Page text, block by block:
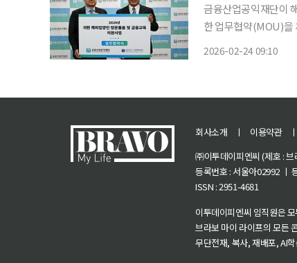
금융산업공익재단이
한 업무협약(MOU)을 체결했다고 24일 밝
2026-02-24 09:10
회사소개 ㅣ 이용약관 ㅣ
㈜이투데이피엔씨 (제호 :
등록번호 : 서울아02992 ㅣ
ISSN : 2951-4681
이투데이피엔씨 임직원은
브라보 마이 라이프의 모든
무단전재, 복사, 재배포, AI